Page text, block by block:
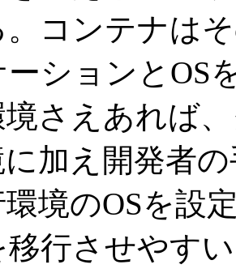
コンテナは
ーションとOS
さえあれば
加え開発者
境のOSを設
移行させやす